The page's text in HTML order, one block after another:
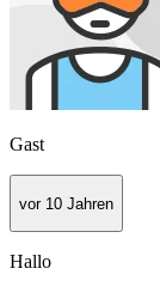
Gast
vor 10 Jahren
Hallo